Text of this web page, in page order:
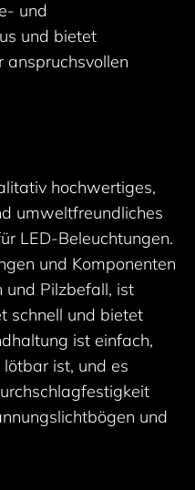
und
und bietet
anspruchsvollen
hochwertiges,
umweltfreundliches
LED-Beleuchtungen.
und Komponenten
und Pilzbefall, ist
schnell und bietet
ist einfach,
ist, und es
und